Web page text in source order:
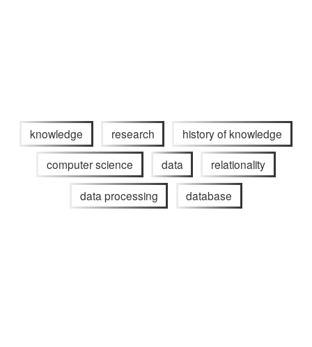
knowledge research history of knowledge
computer science data relationality
data processing database